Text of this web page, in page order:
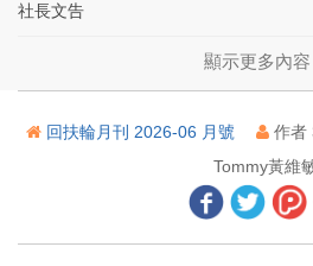
社長文告
扶輪基金會保管委員會主席文告
2026年4月國際扶輪理事會會議摘要
2026年4月扶輪基金會保管委員會會議
顯示更多內容
回扶輪月刊 2026-06 月號
作者
Tommy黃維